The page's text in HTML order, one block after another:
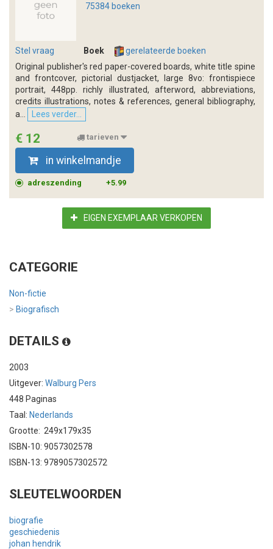
75384 boeken
Stel vraag Boek
gerelateerde boeken
Original publisher's red paper-covered boards, white title spine
and frontcover, pictorial dustjacket, large 8vo: frontispiece
portrait, 448pp. richly illustrated, afterword, abbreviations,
credits illustrations, notes & references, general bibliography,
a...
Lees verder...
€ 12 tarieven
in winkelmandje
adreszending +5.99
EIGEN EXEMPLAAR VERKOPEN
CATEGORIE
Non-fictie
> Biografisch
DETAILS
2003
Uitgever: Walburg Pers
448 Paginas
Taal: Nederlands
Grootte: 249x179x35
ISBN-10: 9057302578
ISBN-13: 9789057302572
SLEUTELWOORDEN
biografie
geschiedenis
johan hendrik